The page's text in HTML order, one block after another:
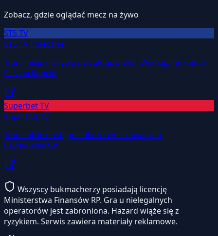
Zobacz, gdzie oglądać mecz na żywo
STS TV
STS TV Polecane
Transmisje na żywo po zalogowaniu. Wymagane min. 2
PLN na koncie.
Superbet TV
Superbet TV
Transmisje dostępne dla zarejestrowanych
użytkowników.
Wszyscy bukmacherzy posiadają licencję
Ministerstwa Finansów RP. Gra u nielegalnych
operatorów jest zabroniona. Hazard wiąże się z
ryzykiem. Serwis zawiera materiały reklamowe.